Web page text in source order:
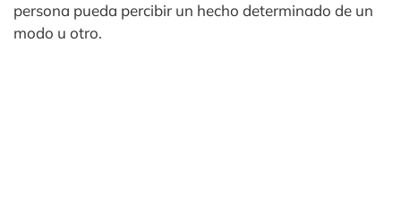
persona pueda percibir un hecho determinado de un
modo u otro.